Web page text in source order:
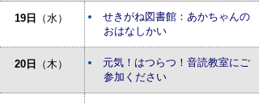
19日 （水）
せきがね図書館：あかちゃんの
おはなしかい
20日 （木）
元気！はつらつ！音読教室にご
参加ください